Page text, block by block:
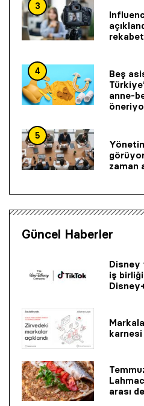
3
4
Beş
anne-
5
zaman
Güncel Haberler
Disney
iş
arası